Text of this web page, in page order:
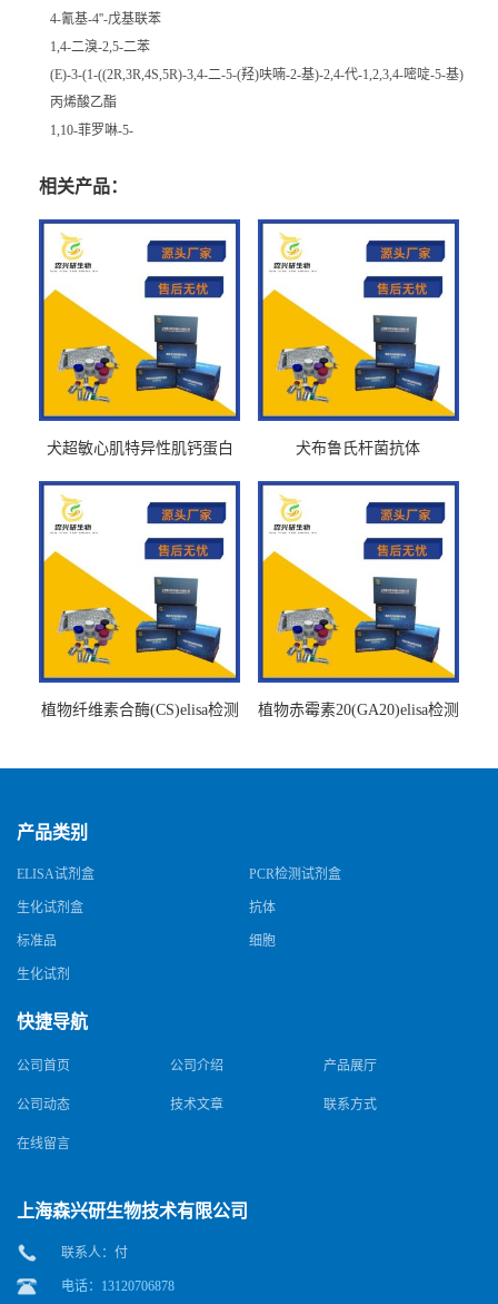
4-氰基-4''-戊基联苯
1,4-二溴-2,5-二苯
(E)-3-(1-((2R,3R,4S,5R)-3,4-二-5-(羟)呋喃-2-基)-2,4-代-1,2,3,4-嘧啶-5-基)
丙烯酸乙酯
1,10-菲罗啉-5-
相关产品：
犬超敏心肌特异性肌钙蛋白
犬布鲁氏杆菌抗体
植物纤维素合酶(CS)elisa检测
植物赤霉素20(GA20)elisa检测
产品类别
ELISA试剂盒 PCR检测试剂盒
生化试剂盒 抗体
标准品 细胞
生化试剂
快捷导航
公司首页 公司介绍 产品展厅
公司动态 技术文章 联系方式
在线留言
上海森兴研生物技术有限公司
联系人：付
电话：13120706878